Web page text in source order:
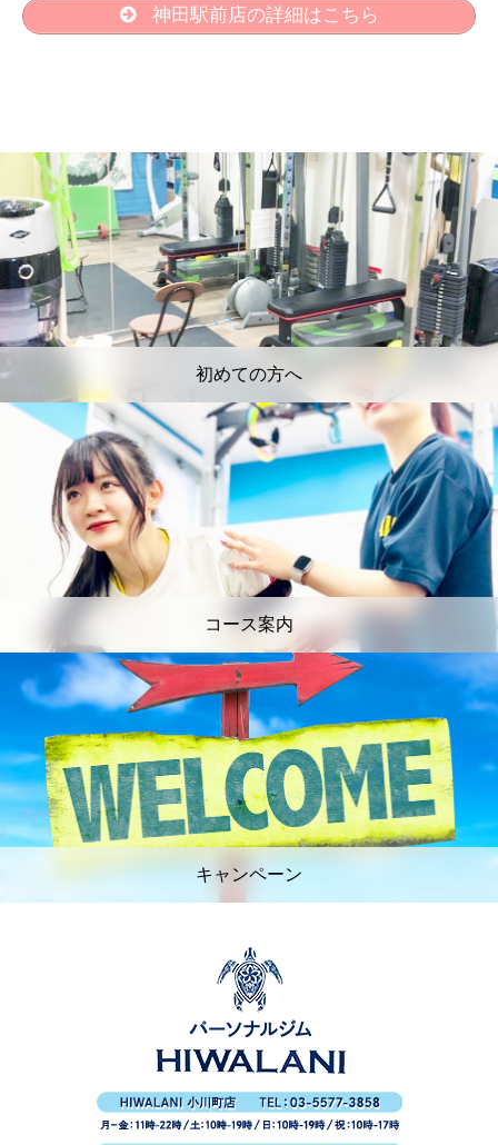
神田駅前店の詳細はこちら
初めての方へ
コース案内
キャンペーン